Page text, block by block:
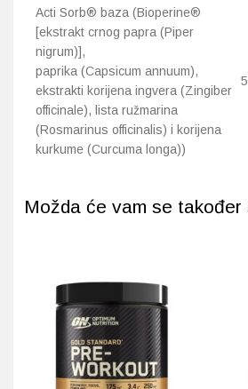
Acti Sorb® baza (Bioperine®
[ekstrakt crnog papra (Piper
nigrum)],
paprika (Capsicum annuum),
ekstrakti korijena ingvera (Zingiber
officinale), lista ružmarina
(Rosmarinus officinalis) i korijena
kurkume (Curcuma longa))
Možda će vam se također